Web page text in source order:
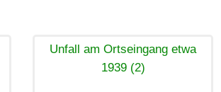
Unfall am Ortseingang etwa
1939 (2)